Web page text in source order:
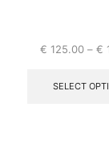
€ 125.00– €
SELECT